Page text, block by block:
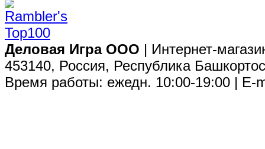
Деловая Игра ООО | Интернет-
453140, Россия, Республика
Время работы: ежедн. 10:00-19:00 | E-